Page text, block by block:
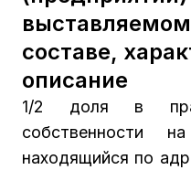
выставляемом
составе,
описание
1/2 доля в
собственности
находящийся по